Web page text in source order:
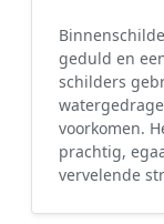
geduld en
schilders
voorkomen.
prachtig,
vervelende